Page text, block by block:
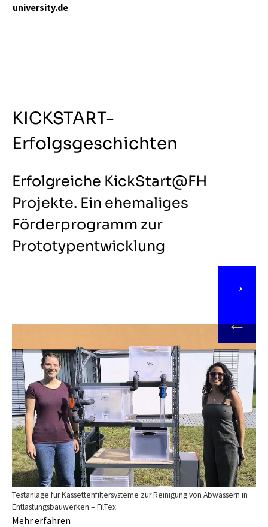
university.de
KICKSTART-
Erfolgsgeschichten
Erfolgreiche KickStart@FH
Projekte. Ein ehemaliges
Förderprogramm zur
Prototypentwicklung
Testanlage für Kassettenfiltersysteme zur Reinigung von Abwässern in
Entlastungsbauwerken – FilTex
Mehr erfahren
→
←